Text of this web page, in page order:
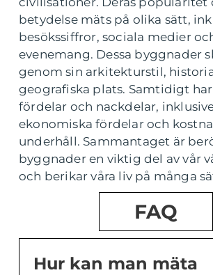
betydelse mäts på olika sätt,
besökssiffror, sociala medier
evenemang. Dessa byggnader
genom sin arkitekturstil,
geografiska plats. Samtidigt
fördelar och nackdelar,
ekonomiska fördelar och
underhåll. Sammantaget är
byggnader en viktig del av vår
och berikar våra liv på många
FAQ
Hur kan man mäta